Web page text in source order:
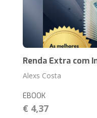
Renda Extra com
Alexs Costa
EBOOK
€ 4,37